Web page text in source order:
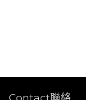
Contact聯絡